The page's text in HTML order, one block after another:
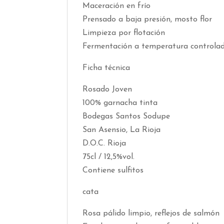
Maceración en frío
Prensado a baja presión, mosto flor
Limpieza por flotación
Fermentación a temperatura
Ficha técnica
Rosado Joven
100% garnacha tinta
Bodegas Santos Sodupe
San Asensio, La Rioja
D.O.C. Rioja
75cl / 12,5%vol.
Contiene sulfitos
cata
Rosa pálido limpio, reflejos de salmón